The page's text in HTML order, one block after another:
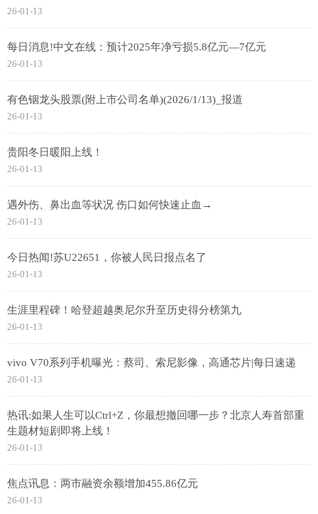
26-01-13
每日消息!中文在线：预计2025年净亏损5.8亿元—7亿元
26-01-13
有色铟龙头股票(附上市公司名单)(2026/1/13)_报道
26-01-13
贵阳冬日暖阳上线！
26-01-13
遇外伤、鼻出血等状况 伤口如何快速止血→
26-01-13
今日热闻!苏U22651，你被人民日报点名了
26-01-13
生涯里程碑！哈登超越奥尼尔升至历史得分榜第九
26-01-13
vivo V70系列手机曝光：蔡司、索尼影像，高通芯片|每日速递
26-01-13
热讯:如果人生可以Ctrl+Z，你最想撤回哪一步？北京人寿首部重
生题材短剧即将上线！
26-01-13
焦点讯息：两市融资余额增加455.86亿元
26-01-13